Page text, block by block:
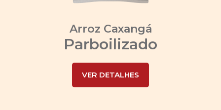
Arroz Caxangá
Parboilizado
VER DETALHES